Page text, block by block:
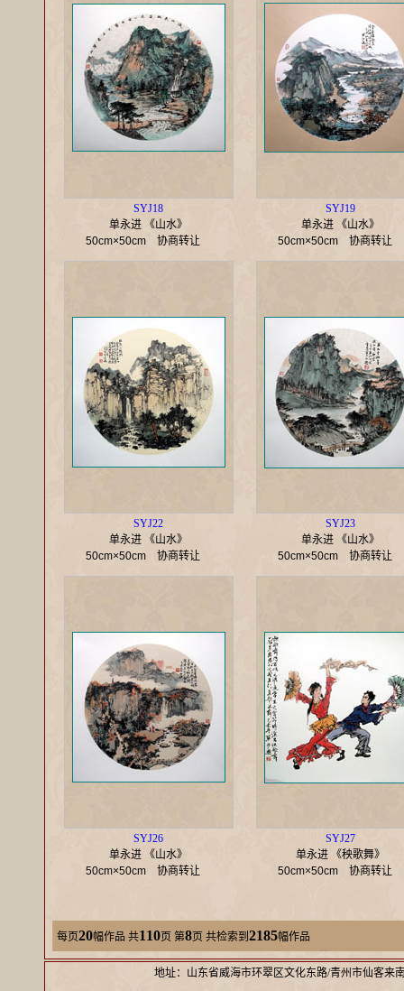
SYJ18
单永进 《山水》
50cm×50cm 协商转让
SYJ19
单永进 《山水》
50cm×50cm 协商转让
SYJ22
单永进 《山水》
50cm×50cm 协商转让
SYJ23
单永进 《山水》
50cm×50cm 协商转让
SYJ26
单永进 《山水》
50cm×50cm 协商转让
SYJ27
单永进 《秧歌舞》
50cm×50cm 协商转让
每页20幅作品 共110页 第8页 共检索到 2185幅作品
地址：山东省威海市环翠区文化东路/青州市仙客来